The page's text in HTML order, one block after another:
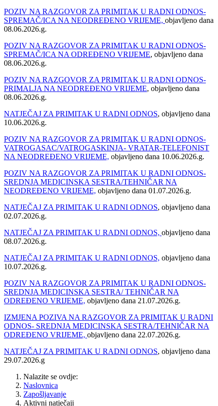
POZIV NA RAZGOVOR ZA PRIMITAK U RADNI ODNOS-
SPREMAČ/ICA NA NEODREĐENO VRIJEME, objavljeno dana
08.06.2026.g.
POZIV NA RAZGOVOR ZA PRIMITAK U RADNI ODNOS-
SPREMAČ/ICA NA ODREĐENO VRIJEME, objavljeno dana
08.06.2026.g.
POZIV NA RAZGOVOR ZA PRIMITAK U RADNI ODNOS-
PRIMALJA NA NEODREĐENO VRIJEME, objavljeno dana
08.06.2026.g.
NATJEČAJ ZA PRIMITAK U RADNI ODNOS, objavljeno dana
10.06.2026.g.
POZIV NA RAZGOVOR ZA PRIMITAK U RADNI ODNOS-
VATROGASAC/VATROGASKINJA- VRATAR-TELEFONIST
NA NEODREĐENO VRIJEME, objavljeno dana 10.06.2026.g.
POZIV NA RAZGOVOR ZA PRIMITAK U RADNI ODNOS-
SREDNJA MEDICINSKA SESTRA/TEHNIČAR NA
NEODREĐENO VRIJEME, objavljeno dana 01.07.2026.g.
NATJEČAJ ZA PRIMITAK U RADNI ODNOS, objavljeno dana
02.07.2026.g.
NATJEČAJ ZA PRIMITAK U RADNI ODNOS, objavljeno dana
08.07.2026.g.
NATJEČAJ ZA PRIMITAK U RADNI ODNOS, objavljeno dana
10.07.2026.g.
POZIV NA RAZGOVOR ZA PRIMITAK U RADNI ODNOS-
SREDNJA MEDICINSKA SESTRA/ TEHNIČAR NA
ODREĐENO VRIJEME, objavljeno dana 21.07.2026.g.
IZMJENA POZIVA NA RAZGOVOR ZA PRIMITAK U RADNI
ODNOS- SREDNJA MEDICINSKA SESTRA/TEHNIČAR NA
ODREĐENO VRIJEME, objavljeno dana 22.07.2026.g.
NATJEČAJ ZA PRIMITAK U RADNI ODNOS, objavljeno dana
29.07.2026.g
Nalazite se ovdje:
Naslovnica
Zapošljavanje
Aktivni natječaji